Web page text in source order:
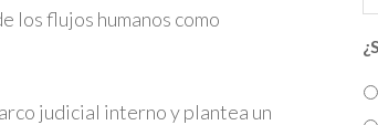
los flujos humanos como
judicial interno y plantea un